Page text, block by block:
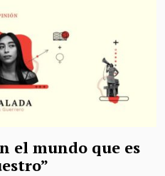
el mundo que es